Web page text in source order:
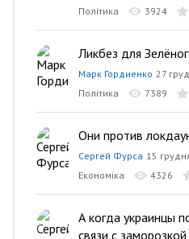
Політика
3924
Ликбез для
Марк Гордиенко 27
Політика
7389
Они против
Сергей Фурса 15
Економіка
4326
А когда украинцы
связи с